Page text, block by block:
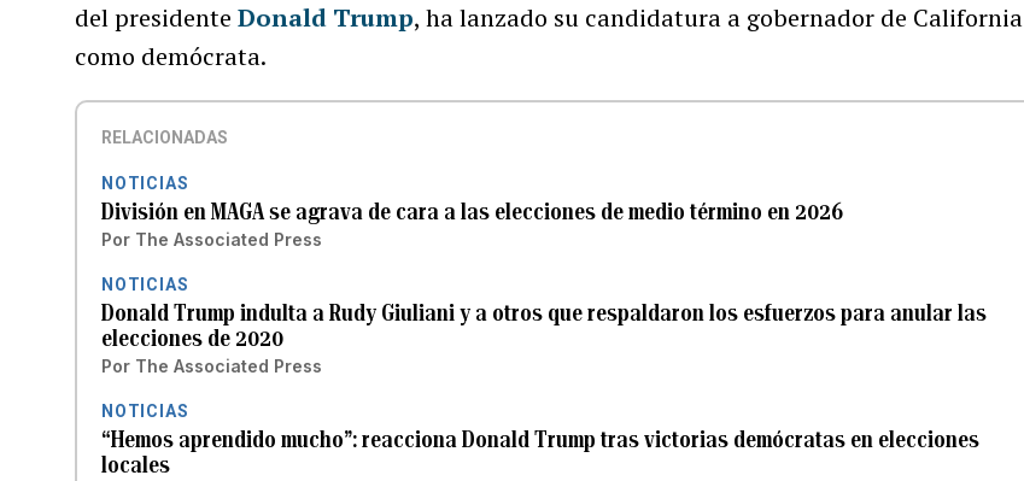
del presidenteDonald Trump, ha lanzado su candidatura a gobernador de California
como demócrata.
RELACIONADAS
NOTICIAS
División en MAGA se agrava de cara a las elecciones de medio término en 2026
Por The Associated Press
NOTICIAS
Donald Trump indulta a Rudy Giuliani y a otros que respaldaron los esfuerzos para anular las
elecciones de 2020
Por The Associated Press
NOTICIAS
“Hemos aprendido mucho”: reacciona Donald Trump tras victorias demócratas en elecciones
locales